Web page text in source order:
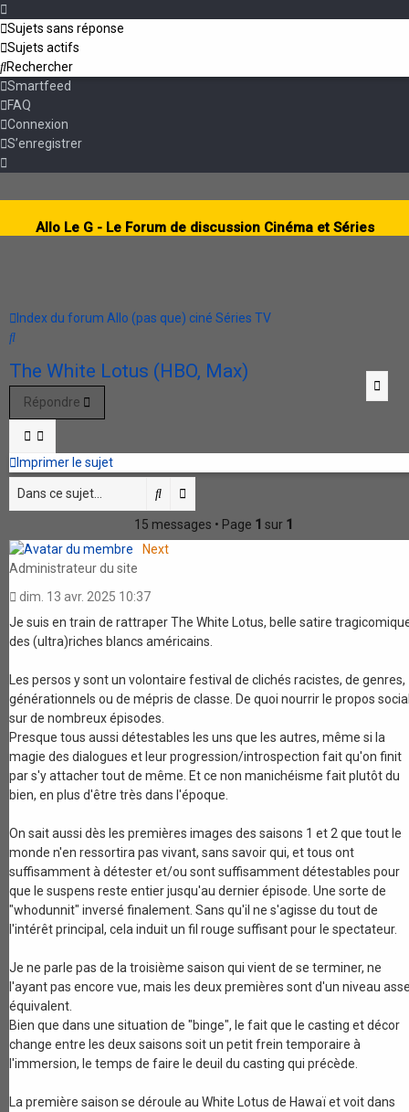
Sujets sans réponse
Sujets actifs
Rechercher
Smartfeed
FAQ
Connexion
S’enregistrer
Allo Le G - Le Forum de discussion Cinéma et Séries
Index du forum Allo (pas que) ciné Séries TV
Rechercher
The White Lotus (HBO, Max)
Répondre
Imprimer le sujet
Rechercher
15 messages • Page 1 sur 1
Next
Administrateur du site
dim. 13 avr. 2025 10:37
Je suis en train de rattraper The White Lotus, belle satire
des (ultra)riches blancs américains.
Les persos y sont un volontaire festival de clichés racistes, de genres,
générationnels ou de mépris de classe. De quoi nourrir le propos
sur de nombreux épisodes.
Presque tous aussi détestables les uns que les autres, même si la
magie des dialogues et leur progression/introspection fait qu'on finit
par s'y attacher tout de même. Et ce non manichéisme fait plutôt du
bien, en plus d'être très dans l'époque.
On sait aussi dès les premières images des saisons 1 et 2 que tout le
monde n'en ressortira pas vivant, sans savoir qui, et tous ont
suffisamment à détester et/ou sont suffisamment détestables pour
que le suspens reste entier jusqu'au dernier épisode. Une sorte de
"whodunnit" inversé finalement. Sans qu'il ne s'agisse du tout de
l'intérêt principal, cela induit un fil rouge suffisant pour le spectateur.
Je ne parle pas de la troisième saison qui vient de se terminer, ne
l'ayant pas encore vue, mais les deux premières sont d'un niveau
équivalent.
Bien que dans une situation de "binge", le fait que le casting et décor
change entre les deux saisons soit un petit frein temporaire à
l'immersion, le temps de faire le deuil du casting qui précède.
La première saison se déroule au White Lotus de Hawaï et voit dans